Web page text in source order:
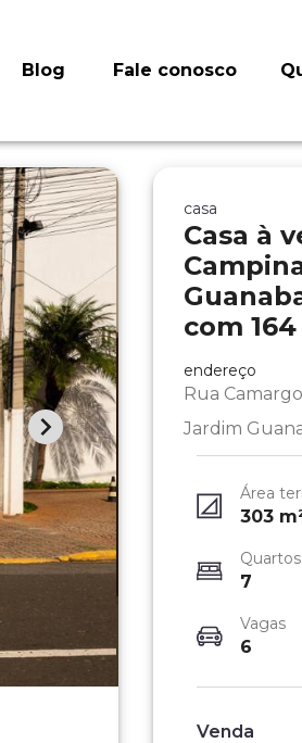
Blog Fale conosco
casa
Casa à
com 164
endereço
Rua
Jardim
Área
303
Quartos
7
Vagas
6
Venda